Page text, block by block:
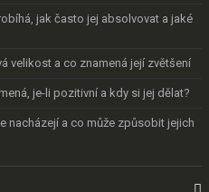
jak často jej absolvovat a jaké
velikost a co znamená její zvětšení
je-li pozitivní a kdy si jej dělat?
nacházejí a co může způsobit jejich
